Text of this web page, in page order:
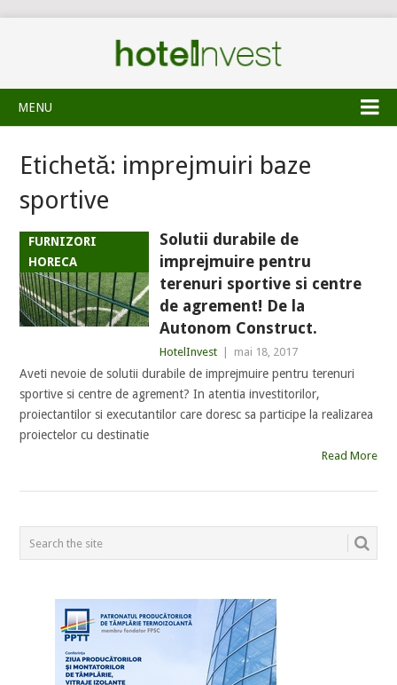
MENU
Etichetă: imprejmuiri baze
sportive
FURNIZORI
HORECA
Solutii durabile de
imprejmuire pentru
terenuri sportive si centre
de agrement! De la
Autonom Construct.
HotelInvest mai 18, 2017
Aveti nevoie de solutii durabile de imprejmuire pentru terenuri
sportive si centre de agrement? In atentia investitorilor,
proiectantilor si executantilor care doresc sa participe la realizarea
proiectelor cu destinatie
Read More
POSTS
NAVIGATION